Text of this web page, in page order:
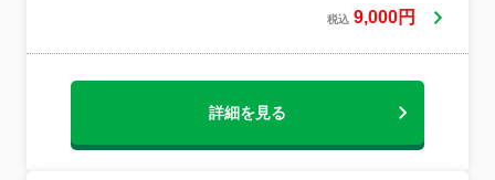
じ代行ホールディングス加盟店、日光大室
お伺いいたします。ハウスクリーニング教
是非ご気軽にお問い合わせください。衛生
税込 9,000円
詳細を見る